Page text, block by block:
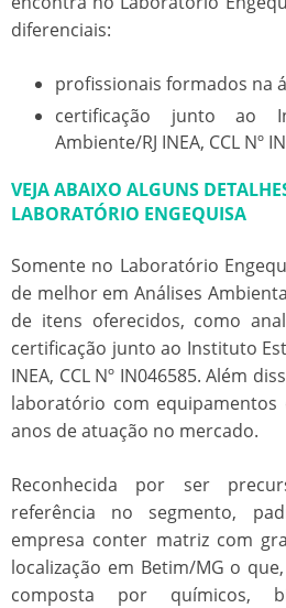
diferenciais:
profissionais formados na
certificação junto ao
Ambiente/RJ INEA, CCL Nº
VEJA ABAIXO ALGUNS
LABORATÓRIO ENGEQUISA
Somente no Laboratório
de melhor em Análises
de itens oferecidos, como
certificação junto ao Instituto
INEA, CCL Nº IN046585. Além
laboratório com
anos de atuação no mercado.
Reconhecida por ser
referência no segmento,
empresa conter matriz com
localização em Betim/MG o
composta por químicos,